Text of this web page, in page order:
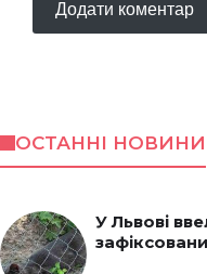
ОСТАННІ НОВИНИ
У Львові